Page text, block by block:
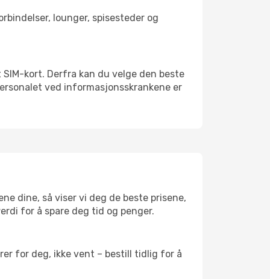
lounger, spisesteder og
kort. Derfra kan du velge den beste
ved informasjonsskrankene er
dine, så viser vi deg de beste prisene,
for å spare deg tid og penger.
for deg, ikke vent – bestill tidlig for å